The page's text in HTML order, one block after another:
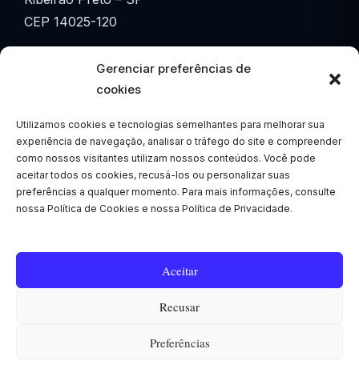
Gerenciar preferências de
cookies
Utilizamos cookies e tecnologias semelhantes para melhorar sua
experiência de navegação, analisar o tráfego do site e compreender
como nossos visitantes utilizam nossos conteúdos. Você pode
aceitar todos os cookies, recusá-los ou personalizar suas
preferências a qualquer momento. Para mais informações, consulte
nossa Política de Cookies e nossa Política de Privacidade.
Aceitar
Recusar
Preferências
CEP 14025-120
☎ (16) 3615-3601
☎ (16) 3877-3601
✉ comercial@eletroalta.com.br
WhatsApp
📱 (16) 99207-7886
🕒 07h30 às 17h
© 2026 EletroAlta Engenharia• Built with